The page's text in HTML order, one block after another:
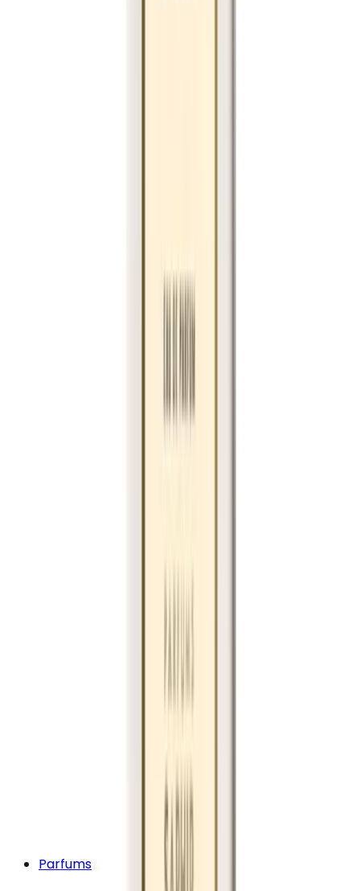
Parfums